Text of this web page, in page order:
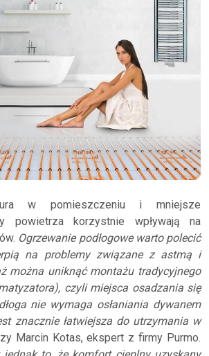
w pomieszczeniu i mniejsze
powietrza korzystnie wpływają na
Ogrzewanie podłogowe warto polecić
na problemy związane z astmą i
można uniknąć montażu tradycyjnego
czyli miejsca osadzania się
nie wymaga osłaniania dywanem
znacznie łatwiejsza do utrzymania w
Marcin Kotas, ekspert z firmy Purmo.